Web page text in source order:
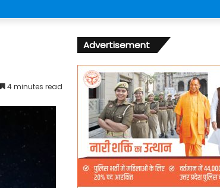
4 minutes read
Advertisement